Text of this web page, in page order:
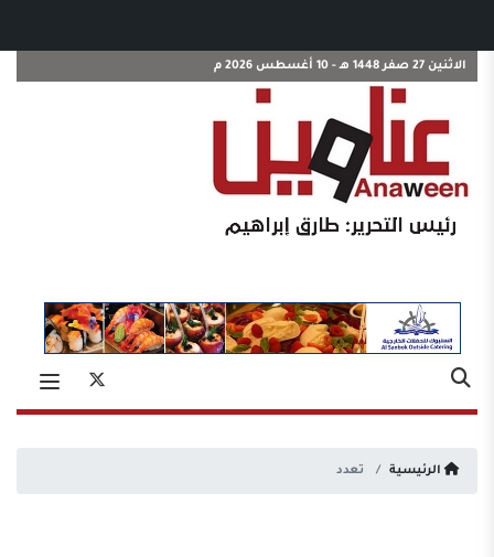
الاثنين 27 صفر 1448 هـ - 10 أغسطس 2026 م
الرئيسية تعدد